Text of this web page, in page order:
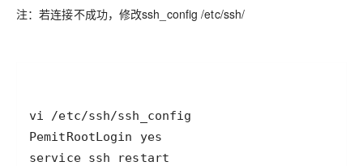
注：若连接不成功，修改ssh_config /etc/ssh/
service ssh restart